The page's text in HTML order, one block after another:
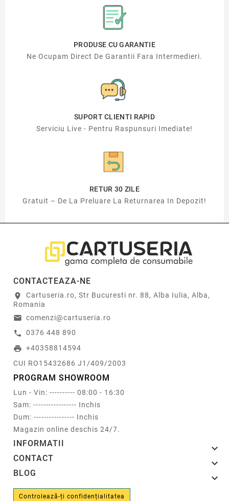
PRODUSE CU GARANTIE
Ne Ocupam Direct De Garantii Fara Intermedieri.
SUPORT CLIENTI RAPID
Serviciu Live - Pentru Raspunsuri Imediate!
RETUR 30 ZILE
Gratuit – De La Preluare La Returnarea In Depozit!
CONTACTEAZA-NE
location_on
Cartuseria.ro, Str Bucuresti nr. 88, Alba Iulia, Alba,
Romania
email comenzi@cartuseria.ro
call 0376 448 890
print +40358814594
CUI RO15432686 J1/409/2003
PROGRAM SHOWROOM
Lun - Vin: ---------- 08:00 - 16:30
Sam: ----------------- Inchis
Dum: ---------------- Inchis
Magazin online deschis 24/7.
INFORMATII 
CONTACT 
BLOG 
Controlează-ți confidențialitatea